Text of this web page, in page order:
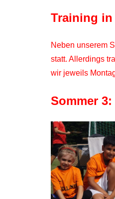
Training in
Neben unserem
statt. Allerdings
wir jeweils
Sommer